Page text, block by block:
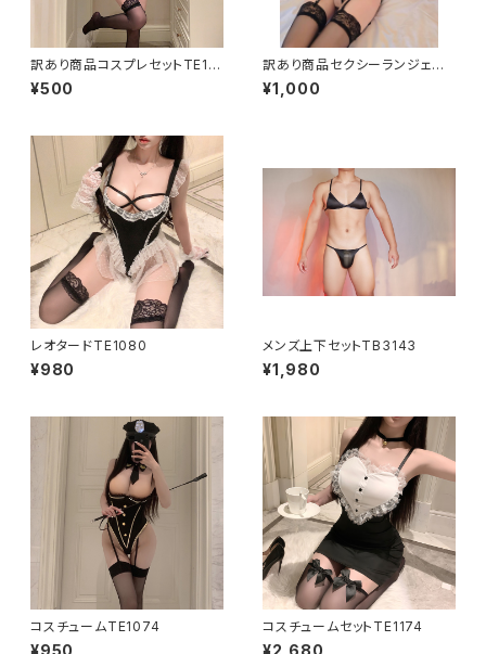
訳あり商品コスプレセットTE111
9
¥500
訳あり商品セクシーランジェリ
ーセットL2622
¥1,000
レオタードTE1080
¥980
メンズ上下セットTB3143
¥1,980
コスチュームTE1074
¥950
コスチュームセットTE1174
¥2,680